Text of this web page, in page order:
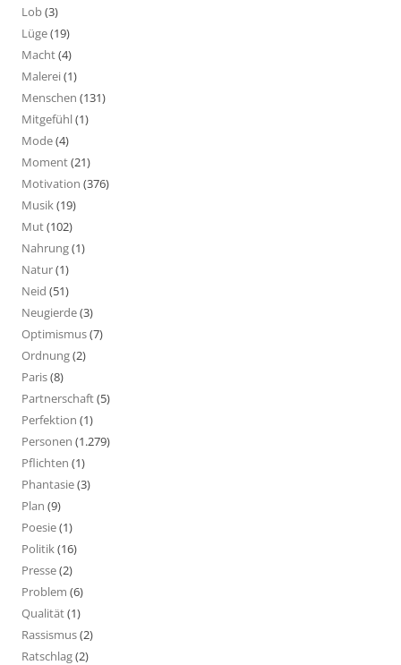
Lob(3)
Lüge(19)
Macht(4)
Malerei(1)
Menschen (131)
Mitgefühl(1)
Mode(4)
Moment(21)
Motivation (376)
Musik(19)
Mut(102)
Nahrung(1)
Natur(1)
Neid (51)
Neugierde(3)
Optimismus(7)
Ordnung(2)
Paris(8)
Partnerschaft(5)
Perfektion (1)
Personen (1.279)
Pflichten (1)
Phantasie(3)
Plan (9)
Poesie(1)
Politik(16)
Presse(2)
Problem (6)
Qualität(1)
Rassismus(2)
Ratschlag(2)